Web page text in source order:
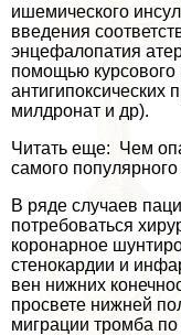
ишемического
введения
энцефалопатия
помощью
антигипоксических
милдронат и др).
Читать еще: Чем
самого популярного
В ряде случаев
потребоваться
коронарное
стенокардии и
вен нижних
просвете нижней
миграции тромба